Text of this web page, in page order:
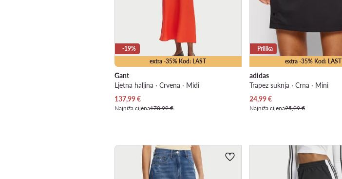
extra -35% Kod: LAST
-19%
Gant
Ljetna haljina · Crvena · Midi
Trenutna cijena
137,99€
Najniža cijena170,99 €
extra -35% Kod: LAST
Prilika
adidas
Trapez suknja · Crna · Mini
Trenutna cijena
24,99€
Najniža cijena25,99 €